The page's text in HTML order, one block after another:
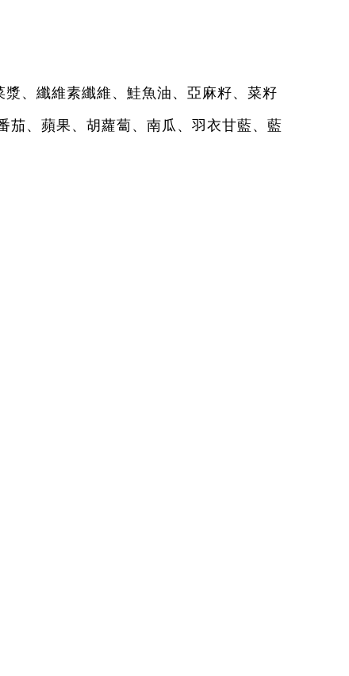
、纖維素纖維、鮭魚油、亞麻籽、菜籽
茄、蘋果、胡蘿蔔、南瓜、羽衣甘藍、藍